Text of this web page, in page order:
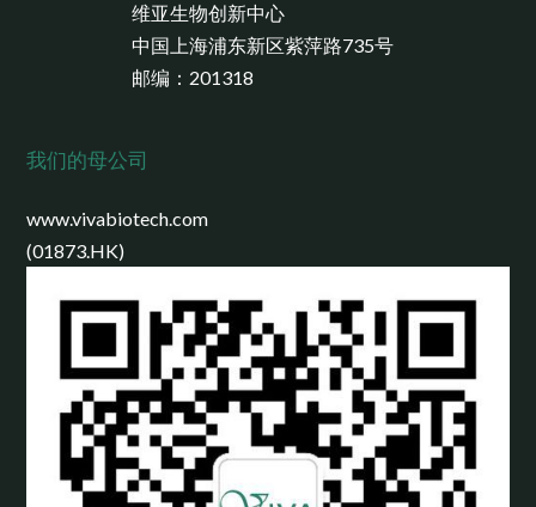
维亚生物创新中心
中国上海浦东新区紫萍路735号
邮编：201318
我们的母公司
www.vivabiotech.com
(01873.HK)